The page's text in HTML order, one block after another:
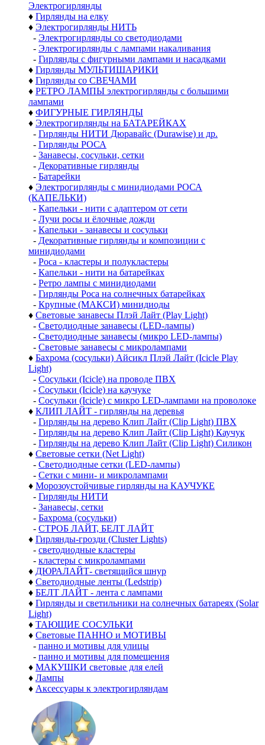
Электро­гирлянды
♦ Гирлянды на елку
♦ Электрогирлянды НИТЬ
- Электрогирлянды со светодиодами
- Электрогирлянды с лампами накаливания
- Гирлянды с фигурными лампами и насадками
♦ Гирлянды МУЛЬТИШАРИКИ
♦ Гирлянды со СВЕЧАМИ
♦ РЕТРО ЛАМПЫ электрогирлянды с большими
лампами
♦ ФИГУРНЫЕ ГИРЛЯНДЫ
♦ Электрогирлянды на БАТАРЕЙКАХ
- Гирлянды НИТИ Дюравайс (Durawise) и др.
- Гирлянды РОСА
- Занавесы, сосульки, сетки
- Декоративные гирлянды
- Батарейки
♦ Электрогирлянды с минидиодами РОСА
(КАПЕЛЬКИ)
- Капельки - нити с адаптером от сети
- Лучи росы и ёлочные дожди
- Капельки - занавесы и сосульки
- Декоративные гирлянды и композиции с
минидиодами
- Роса - кластеры и полукластеры
- Капельки - нити на батарейках
- Ретро лампы с минидиодами
- Гирлянды Роса на солнечных батарейках
- Крупные (МАКСИ) минидиоды
♦ Световые занавесы Плэй Лайт (Play Light)
- Светодиодные занавесы (LED-лампы)
- Светодиодные занавесы (микро LED-лампы)
- Световые занавесы с микролампами
♦ Бахрома (сосульки) Айсикл Плэй Лайт (Icicle Play
Light)
- Сосульки (Icicle) на проводе ПВХ
- Сосульки (Icicle) на каучуке
- Сосульки (Icicle) с микро LED-лампами на проволоке
♦ КЛИП ЛАЙТ - гирлянды на деревья
- Гирлянды на дерево Клип Лайт (Clip Light) ПВХ
- Гирлянды на дерево Клип Лайт (Clip Light) Каучук
- Гирлянды на дерево Клип Лайт (Clip Light) Силикон
♦ Световые сетки (Net Light)
- Светодиодные сетки (LED-лампы)
- Сетки с мини- и микролампами
♦ Морозоустойчивые гирлянды на КАУЧУКЕ
- Гирлянды НИТИ
- Занавесы, сетки
- Бахрома (сосульки)
- СТРОБ ЛАЙТ, БЕЛТ ЛАЙТ
♦ Гирлянды-грозди (Cluster Lights)
- светодиодные кластеры
- кластеры с микролампами
♦ ДЮРАЛАЙТ- светящийся шнур
♦ Светодиодные ленты (Ledstrip)
♦ БЕЛТ ЛАЙТ - лента с лампами
♦ Гирлянды и светильники на солнечных батареях (Solar
Light)
♦ ТАЮЩИЕ СОСУЛЬКИ
♦ Световые ПАННО и МОТИВЫ
- панно и мотивы для улицы
- панно и мотивы для помещения
♦ МАКУШКИ световые для елей
♦ Лампы
♦ Аксессуары к электрогирляндам